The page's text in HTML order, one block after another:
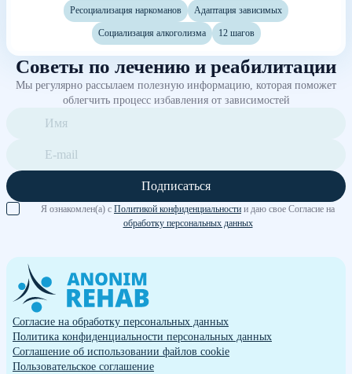
Ресоциализация наркоманов Адаптация зависимых
Социализация алкоголизма 12 шагов
Советы по лечению и реабилитации
Мы регулярно рассылаем полезную информацию, которая поможет
облегчить процесс избавления от зависимостей
Подписаться
Я ознакомлен(а) с Политикой конфиденциальности и даю свое Согласие на
обработку персональных данных
Согласие на обработку персональных данных
Политика конфиденциальности персональных данных
Cоглашение об использовании файлов cookie
Пользовательское соглашение